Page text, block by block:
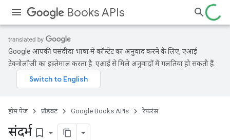
Books APIs
Google आपकी पसंदीदा भाषा में कॉन्टेंट का अनुवाद करने के लिए, एआई
टेक्नोलॉजी का इस्तेमाल करता है. एआई से मिले अनुवादों में गलतियां हो सकती हैं.
होम पेज प्रॉडक्ट Google Books APIs रेफ़रंस
संदर्भ bookmark_border